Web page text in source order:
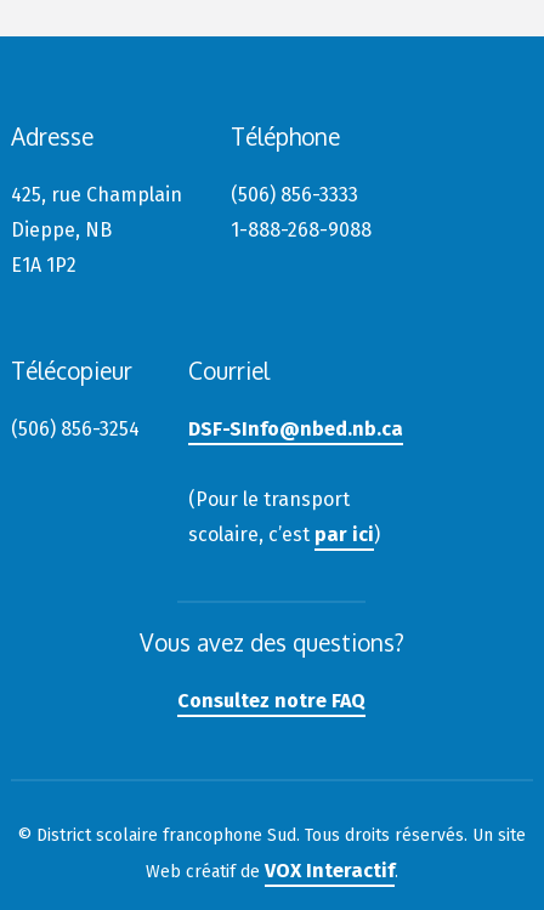
Adresse
425, rue Champlain
Dieppe, NB
E1A 1P2
Téléphone
(506) 856-3333
1-888-268-9088
Télécopieur
(506) 856-3254
Courriel
DSF-SInfo@nbed.nb.ca
(Pour le transport
scolaire, c’est par ici)
Vous avez des questions?
Consultez notre FAQ
© District scolaire francophone Sud. Tous droits réservés. Un site
Web créatif de VOX Interactif.